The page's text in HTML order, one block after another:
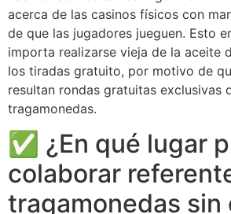
acerca de las casinos físicos con
de que las jugadores jueguen. Esto
importa realizarse vieja de la aceite
los tiradas gratuito, por motivo de
resultan rondas gratuitas exclusivas
tragamonedas.
✅ ¿En qué lugar
colaborar
tragamonedas sin